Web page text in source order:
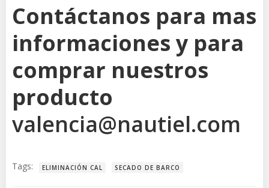
Contáctanos para mas
informaciones y para
comprar nuestros
producto
valencia@nautiel.com
Tags: ELIMINACIÓN CAL SECADO DE BARCO